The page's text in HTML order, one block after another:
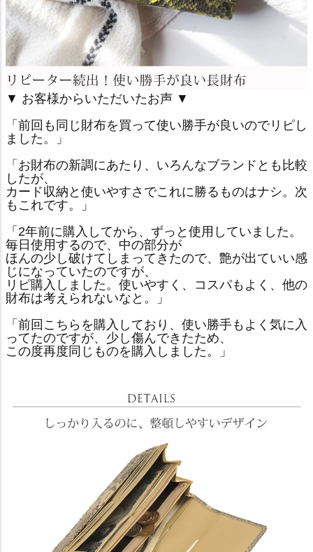
▼ お客様からいただいたお声 ▼
「前回も同じ財布を買って使い勝手が良いのでリピし
ました。」
「お財布の新調にあたり、いろんなブランドとも比較
したが、
カード収納と使いやすさでこれに勝るものはナシ。次
もこれです。」
「2年前に購入してから、ずっと使用していました。
毎日使用するので、中の部分が
ほんの少し破けてしまってきたので、艶が出ていい感
じになっていたのですが、
リピ購入しました。使いやすく、コスパもよく、他の
財布は考えられないなと。」
「前回こちらを購入しており、使い勝手もよく気に入
ってたのですが、少し傷んできたため、
この度再度同じものを購入しました。」